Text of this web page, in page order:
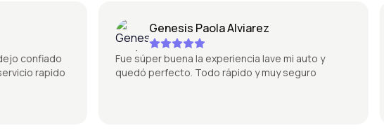
confiado
rapido
Genesis Paola Alviarez
Fue súper buena la experiencia lave mi auto y
quedó perfecto. Todo rápido y muy seguro